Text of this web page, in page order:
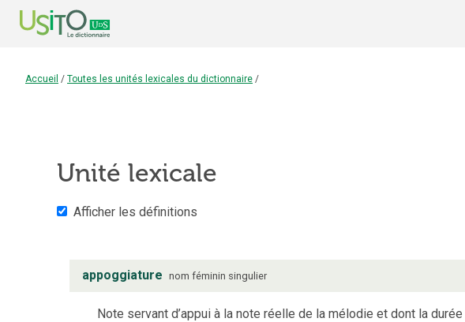
Accueil / Toutes les unités lexicales du dictionnaire /
Unité lexicale
Afficher les définitions
appoggiature nom féminin singulier
Note servant d’appui à la note réelle de la mélodie et dont la